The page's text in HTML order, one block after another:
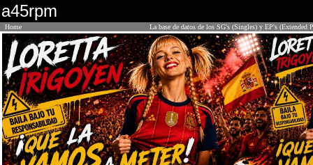
a45rpm
Home La base de datos de los SG's (Singles) y EP's (Extended